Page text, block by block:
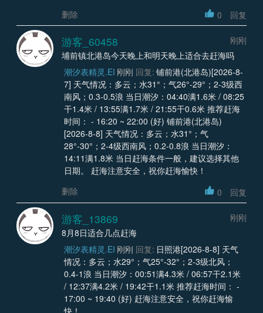
删除
0 回复
游客_60458
刚刚
埔前镇北港岛今天晚上和明天晚上适合去赶海吗
潮汐表精灵.EI 刚刚 回复: 铺前港(北港岛)[2026-8-
7] 天气情况：多云；水31°；气26°-29°；2-3级西
南风；0.3-0.5浪 当日潮汐：04:40满1.6米 / 08:25
干1.4米 / 13:55满1.7米 / 21:55干0.6米 推荐赶海
时间： - 16:20 ~ 22:00 (好) 铺前港(北港岛)
[2026-8-8] 天气情况：多云；水31°；气
28°-30°；2-4级西南风；0.2-0.8浪 当日潮汐：
14:11满1.8米 当日赶海条件一般，建议选择其他
日期。 赶海注意安全，祝你赶海愉快！
删除
0 回复
游客_13869
刚刚
8月8日适合几点赶海
潮汐表精灵.EI 刚刚 回复: 日照港[2026-8-8] 天气
情况：多云；水29°；气25°-32°；2-3级北风；
0.4-1浪 当日潮汐：00:51满4.3米 / 06:57干2.1米
/ 12:37满4.2米 / 19:42干1.1米 推荐赶海时间： -
17:00 ~ 19:40 (好) 赶海注意安全，祝你赶海愉
快！